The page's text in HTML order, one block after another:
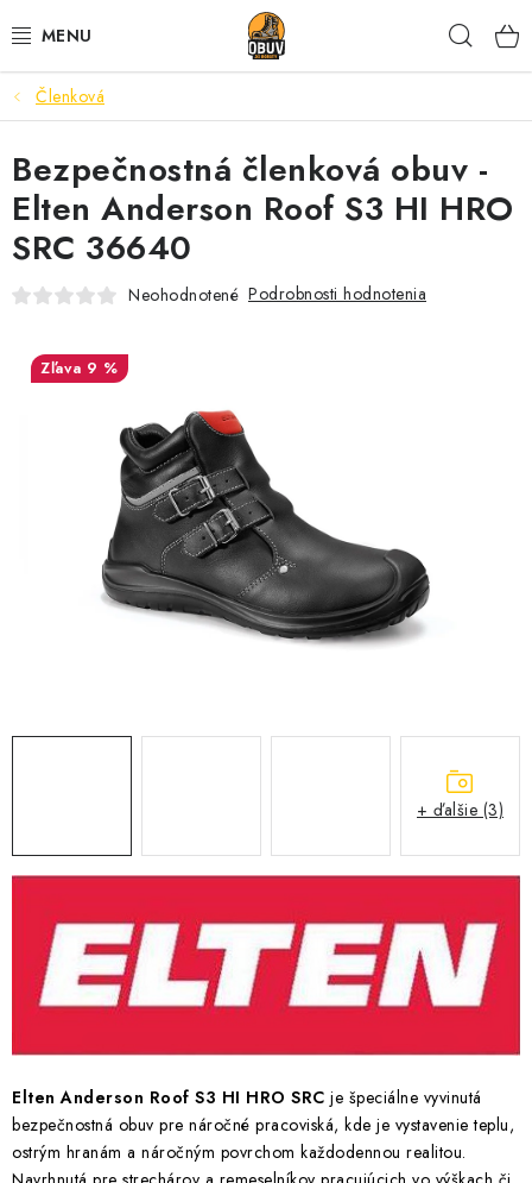
na
PRACOVNÁ A BEZPEČNOSTNÁ OBUV
VOĽNOČASOVÁ OBUV
VÝPREDAJ
VLOŽKY
IMPREGNÁCIA A OCHRANA
BEZPEČNOSTNÉ NORMY A SYMBOLY
KONTAKT
Napíšte nám
Členková
Elten Anderson Roof S3 HI HRO SRC je špeciálne vyvinutá
bezpečnostná obuv pre náročné pracoviská, kde je vystavenie teplu,
ostrým hranám a náročným povrchom každodennou realitou.
Bezpečnostná členková obuv -
Elten Anderson Roof S3 HI HRO
SRC 36640
Neohodnotené Podrobnosti hodnotenia
9 %
+ ďalšie (3)